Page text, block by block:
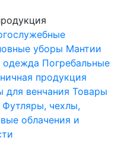
уборы Мантии
одежда Погребальные
продукция
для венчания Товары
Футляры, чехлы,
облачения и